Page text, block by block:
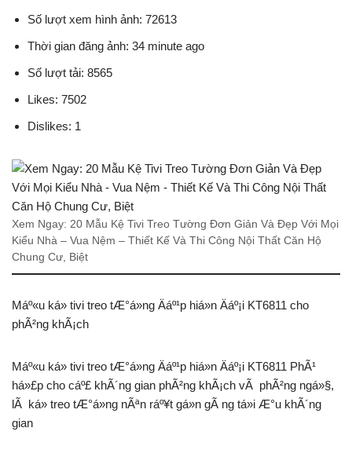
Số lượt xem hình ảnh: 72613
Thời gian đăng ảnh: 34 minute ago
Số lượt tải: 8565
Likes: 7502
Dislikes: 1
Xem Ngay: 20 Mẫu Kệ Tivi Treo Tường Đơn Giản Và Đẹp Với Mọi
Kiểu Nhà – Vua Nệm – Thiết Kế Và Thi Công Nội Thất Căn Hộ
Chung Cư, Biệt
Máº«u ká» tivi treo tÆ°á»ng Äáº¹p hiá»n Äáº¡i KT6811 cho
phÃ²ng khÃ¡ch
Máº«u ká» tivi treo tÆ°á»ng Äáº¹p hiá»n Äáº¡i KT6811 PhÃ¹
há»£p cho cáº£ khÃ´ng gian phÃ²ng khÃ¡ch vÃ phÃ²ng ngá»§,
lÃ ká» treo tÆ°á»ng nÃªn ráº¥t gá»n gÃ ng tá»i Æ°u khÃ´ng
gian